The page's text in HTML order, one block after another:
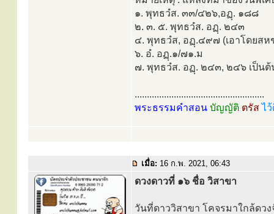
๑. พุทธวํส. ๓๓/๔๒๖,อฏฺ. ๑๘๘
๒. ๓. ๕. พุทธวํส. อฏฺ. ๒๔๓
๔. พุทธวํส, อฏฺ.๔๙๗ (เอาโดยสห
๖. อํ. อฏฺ.๑/๗๑.ม
๗. พุทธวํส. อฏฺ. ๒๔๓, ๒๔๖ เป็นต้
.....................................................
พระธรรมคำสอน บัญญัติ ตรัสไ
เมื่อ: 16 ก.พ. 2021, 06:43
ดวงดาวที่ ๑๖ ชื่อ วิสาขา
วันที่ดาววิสาขา โคจรมาใกล้ดว